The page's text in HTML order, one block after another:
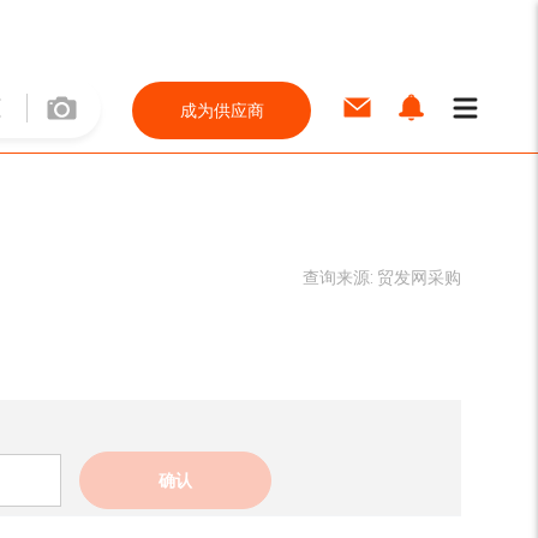
成为供应商
查询来源: 贸发网采购
确认